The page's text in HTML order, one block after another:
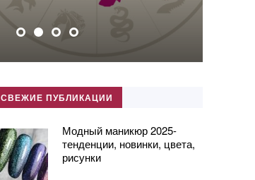
СВЕЖИЕ ПУБЛИКАЦИИ
Модный маникюр 2025-
тенденции, новинки, цвета,
рисунки